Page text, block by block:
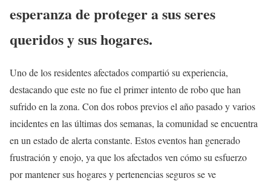
esperanza de proteger a sus seres
queridos y sus hogares.
Uno de los residentes afectados compartió su experiencia,
destacando que este no fue el primer intento de robo que han
sufrido en la zona. Con dos robos previos el año pasado y varios
incidentes en las últimas dos semanas, la comunidad se encuentra
en un estado de alerta constante. Estos eventos han generado
frustración y enojo, ya que los afectados ven cómo su esfuerzo
por mantener sus hogares y pertenencias seguros se ve